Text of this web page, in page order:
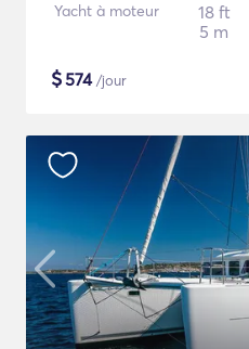
Yacht à moteur
18 ft
5 m
$574/jour